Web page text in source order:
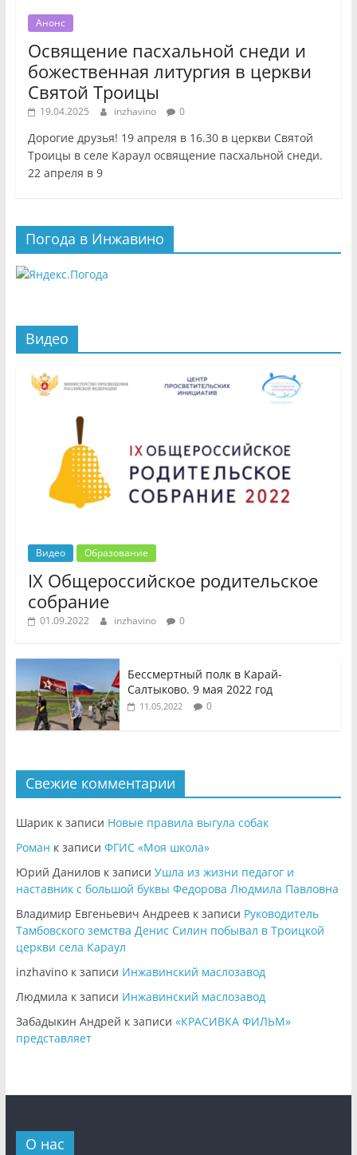
Анонс
Освящение пасхальной снеди и
божественная литургия в церкви
Святой Троицы
19.04.2025 inzhavino 0
Дорогие друзья! 19 апреля в 16.30 в церкви Святой
Троицы в селе Караул освящение пасхальной снеди.
22 апреля в 9
Погода в Инжавино
Видео
Видео Образование
IX Общероссийское родительское
собрание
01.09.2022 inzhavino 0
Бессмертный полк в Карай-
Салтыково. 9 мая 2022 год
11.05.2022 0
Свежие комментарии
Шарикк записи Новые правила выгула собак
Роман к записи ФГИС «Моя школа»
Юрий Даниловк записи Ушла из жизни педагог и
наставник с большой буквы Федорова Людмила Павловна
Владимир Евгеньевич Андреевк записи Руководитель
Тамбовского земства Денис Силин побывал в Троицкой
церкви села Караул
inzhavinoк записи Инжавинский маслозавод
Людмила к записи Инжавинский маслозавод
Забадыкин Андрей к записи «КРАСИВКА ФИЛЬМ»
представляет
О нас